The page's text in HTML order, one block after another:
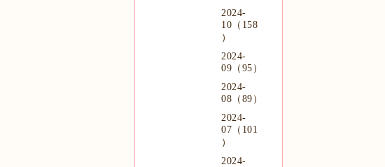
2024-
10（158
）
2024-
09（95）
2024-
08（89）
2024-
07（101
）
2024-